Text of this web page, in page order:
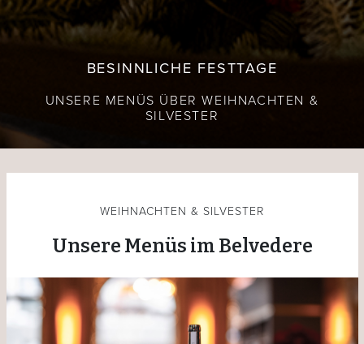
BESINNLICHE FESTTAGE
UNSERE MENÜS ÜBER WEIHNACHTEN &
SILVESTER
WEIHNACHTEN & SILVESTER
Unsere Menüs im Belvedere